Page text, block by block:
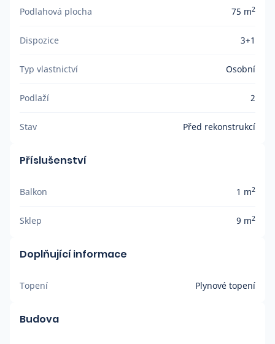
Podlahová plocha 75 m2
Dispozice 3+1
Typ vlastnictví Osobní
Podlaží 2
Stav Před rekonstrukcí
Příslušenství
Balkon 1 m2
Sklep 9 m2
Doplňující informace
Topení Plynové topení
Budova